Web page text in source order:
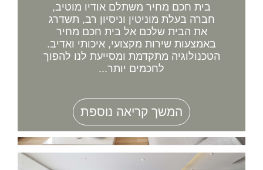
בית חכם מחיר משתלם אודיו מוטיב,
חברה בעלת מוניטין וניסיון רב, תשדרג
את הבית שלכם אל בית חכם מחיר
באמצעות שירות מקצועי, איכותי ואדיב.
הטכנולוגיה מתקדמת ומסייעת לנו להפוך
לחכמים יותר...
המשך קריאה נוספת